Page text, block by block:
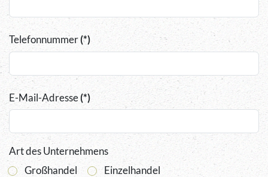
Telefonnummer(*)
E-Mail-Adresse(*)
Art des Unternehmens
Großhandel
Einzelhandel